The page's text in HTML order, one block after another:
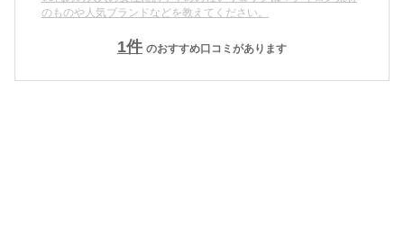
のものや人気ブランドなどを教えてください。
1件 のおすすめ口コミがあります